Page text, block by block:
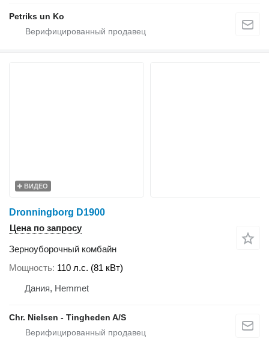
Petriks un Ko
ВИДЕО
Dronningborg D1900
Цена по запросу
Зерноуборочный комбайн
Мощность 110 л.с. (81 кВт)
Дания, Hemmet
Chr. Nielsen - Tingheden A/S